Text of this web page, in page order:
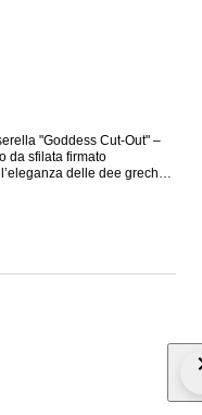
"Goddess Cut-Out" –
delle dee greche.
di incroci e il taglio
Un capo Runway
e contemporanea, con
abbina idealmente a